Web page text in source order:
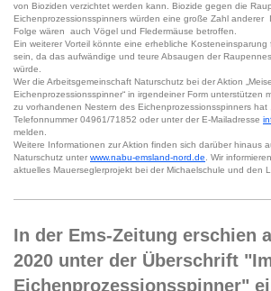
von Bioziden verzichtet werden kann. Biozide gegen die
Eichenprozessionsspinners würden eine große Zahl
Folge wären auch Vögel und Fledermäuse betroffen.
Ein weiterer Vorteil könnte eine erhebliche
sein, da das aufwändige und teure Absaugen der
würde.
Wer die Arbeitsgemeinschaft Naturschutz bei der Aktion
Eichenprozessionsspinner“ in irgendeiner Form unterstützen
zu vorhandenen Nestern des Eichenprozessionsspinners hat
Telefonnummer 04961/71852 oder unter der E-Mailadresse
melden.
Weitere Informationen zur Aktion finden sich darüber hinaus
Naturschutz unter www.nabu-emsland-nord.de. Wir
aktuelles Mauerseglerprojekt bei der Michaelschule und den
In der Ems-Zeitung erschien
2020 unter der Überschrift
Eichenprozessionsspinner"